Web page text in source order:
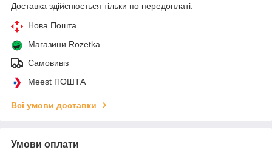
Доставка здійснюється тільки по передоплаті.
Нова Пошта
Магазини Rozetka
Самовивіз
Meest ПОШТА
Всі умови доставки
Умови оплати